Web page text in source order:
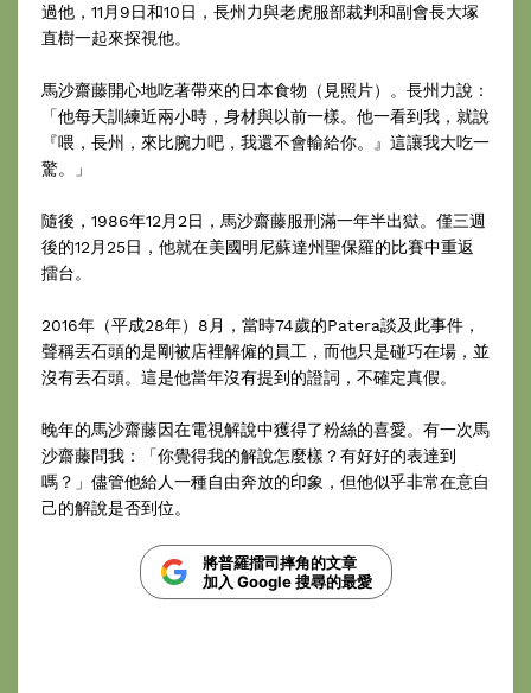
過他，11月9日和10日，長州力與老虎服部裁判和副會長大塚
直樹一起來探視他。
馬沙齋藤開心地吃著帶來的日本食物（見照片）。長州力說：
「他每天訓練近兩小時，身材與以前一樣。他一看到我，就說
『喂，長州，來比腕力吧，我還不會輸給你。』這讓我大吃一
驚。」
隨後，1986年12月2日，馬沙齋藤服刑滿一年半出獄。僅三週
後的12月25日，他就在美國明尼蘇達州聖保羅的比賽中重返
擂台。
2016年（平成28年）8月，當時74歲的Patera談及此事件，
聲稱丟石頭的是剛被店裡解僱的員工，而他只是碰巧在場，並
沒有丟石頭。這是他當年沒有提到的證詞，不確定真假。
晚年的馬沙齋藤因在電視解說中獲得了粉絲的喜愛。有一次馬
沙齋藤問我：「你覺得我的解說怎麼樣？有好好的表達到
嗎？」儘管他給人一種自由奔放的印象，但他似乎非常在意自
己的解說是否到位。
將普羅擂司摔角的文章
加入 Google 搜尋的最愛